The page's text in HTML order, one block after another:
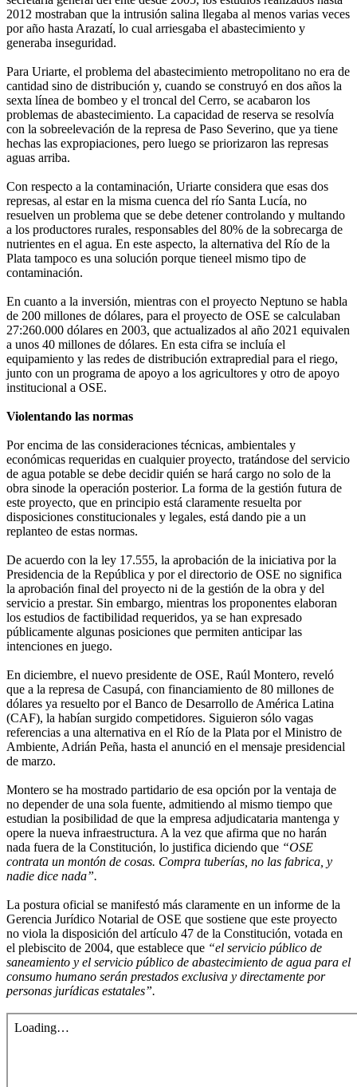
2012 mostraban que la intrusión salina llegaba al menos varias veces
por año hasta Arazatí, lo cual arriesgaba el abastecimiento y
generaba inseguridad.
Para Uriarte, el problema del abastecimiento metropolitano no era de
cantidad sino de distribución y, cuando se construyó en dos años la
sexta línea de bombeo y el troncal del Cerro, se acabaron los
problemas de abastecimiento. La capacidad de reserva se resolvía
con la sobreelevación de la represa de Paso Severino, que ya tiene
hechas las expropiaciones, pero luego se priorizaron las represas
aguas arriba.
Con respecto a la contaminación, Uriarte considera que esas dos
represas, al estar en la misma cuenca del río Santa Lucía, no
resuelven un problema que se debe detener controlando y multando
a los productores rurales, responsables del 80% de la sobrecarga de
nutrientes en el agua. En este aspecto, la alternativa del Río de la
Plata tampoco es una solución porque tieneel mismo tipo de
contaminación.
En cuanto a la inversión, mientras con el proyecto Neptuno se habla
de 200 millones de dólares, para el proyecto de OSE se calculaban
27:260.000 dólares en 2003, que actualizados al año 2021 equivalen
a unos 40 millones de dólares. En esta cifra se incluía el
equipamiento y las redes de distribución extrapredial para el riego,
junto con un programa de apoyo a los agricultores y otro de apoyo
institucional a OSE.
Violentando las normas
Por encima de las consideraciones técnicas, ambientales y
económicas requeridas en cualquier proyecto, tratándose del servicio
de agua potable se debe decidir quién se hará cargo no solo de la
obra sinode la operación posterior. La forma de la gestión futura de
este proyecto, que en principio está claramente resuelta por
disposiciones constitucionales y legales, está dando pie a un
replanteo de estas normas.
De acuerdo con la ley 17.555, la aprobación de la iniciativa por la
Presidencia de la República y por el directorio de OSE no significa
la aprobación final del proyecto ni de la gestión de la obra y del
servicio a prestar. Sin embargo, mientras los proponentes elaboran
los estudios de factibilidad requeridos, ya se han expresado
públicamente algunas posiciones que permiten anticipar las
intenciones en juego.
En diciembre, el nuevo presidente de OSE, Raúl Montero, reveló
que a la represa de Casupá, con financiamiento de 80 millones de
dólares ya resuelto por el Banco de Desarrollo de América Latina
(CAF), la habían surgido competidores. Siguieron sólo vagas
referencias a una alternativa en el Río de la Plata por el Ministro de
Ambiente, Adrián Peña, hasta el anunció en el mensaje presidencial
de marzo.
Montero se ha mostrado partidario de esa opción por la ventaja de
no depender de una sola fuente, admitiendo al mismo tiempo que
estudian la posibilidad de que la empresa adjudicataria mantenga y
opere la nueva infraestructura. A la vez que afirma que no harán
nada fuera de la Constitución, lo justifica diciendo que “OSE
contrata un montón de cosas. Compra tuberías, no las fabrica, y
nadie dice nada”.
La postura oficial se manifestó más claramente en un informe de la
Gerencia Jurídico Notarial de OSE que sostiene que este proyecto
no viola la disposición del artículo 47 de la Constitución, votada en
el plebiscito de 2004, que establece que “el servicio público de
saneamiento y el servicio público de abastecimiento de agua para el
consumo humano serán prestados exclusiva y directamente por
personas jurídicas estatales”.